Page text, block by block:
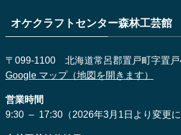
オケクラフトセンター森林工芸館
〒099-1100 北海道常呂郡置戸町字置
Google マップ（地図を開きます）
営業時間
9:30 – 17:30（2026年3月1日より変更に